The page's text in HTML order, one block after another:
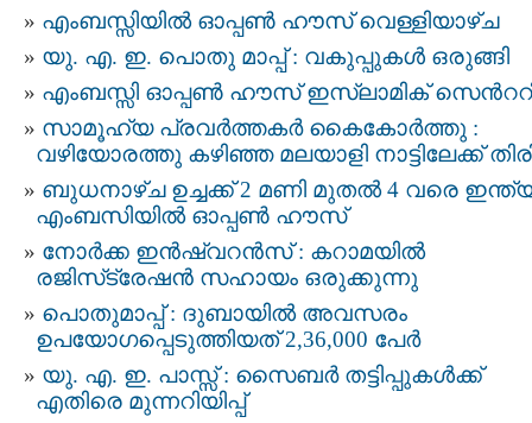
എംബസ്സിയിൽ ഓപ്പൺ ഹൗസ് വെള്ളിയാഴ്ച
യു. എ. ഇ. പൊതു മാപ്പ് : വകുപ്പുകൾ ഒരുങ്ങി
എംബസ്സി ഓപ്പണ്‍ ഹൗസ് ഇസ്ലാമിക്
സാമൂഹ്യ പ്രവർത്തകർ കൈകോർത്തു :
വഴിയോരത്തു കഴിഞ്ഞ മലയാളി നാട്ടിലേക്ക്
ബുധനാഴ്ച ഉച്ചക്ക് 2 മണി മുതൽ 4 വരെ
എംബസിയിൽ ഓപ്പൺ ഹൗസ്
നോർക്ക ഇൻഷ്വറൻസ് : കറാമയിൽ
രജിസ്‌ട്രേഷൻ സഹായം ഒരുക്കുന്നു
പൊതുമാപ്പ് : ദുബായിൽ അവസരം
ഉപയോഗപ്പെടുത്തിയത് 2,36,000 പേർ
യു. എ. ഇ. പാസ്സ് : സൈബർ തട്ടിപ്പുകൾക്ക്
എതിരെ മുന്നറിയിപ്പ്